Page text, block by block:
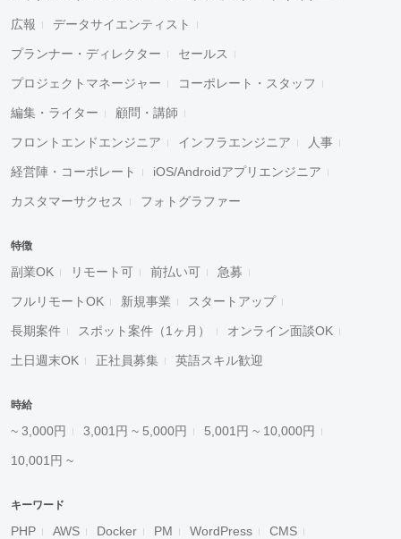
広報 データサイエンティスト
プランナー・ディレクター セールス
プロジェクトマネージャー コーポレート・スタッフ
編集・ライター 顧問・講師
フロントエンドエンジニア インフラエンジニア 人事
経営陣・コーポレート iOS/Androidアプリエンジニア
カスタマーサクセス フォトグラファー
特徴
副業OK リモート可 前払い可 急募
フルリモートOK 新規事業 スタートアップ
長期案件 スポット案件（1ヶ月） オンライン面談OK
土日週末OK 正社員募集 英語スキル歓迎
時給
~ 3,000円 3,001円 ~ 5,000円 5,001円 ~ 10,000円
10,001円 ~
キーワード
PHP AWS Docker PM WordPress CMS